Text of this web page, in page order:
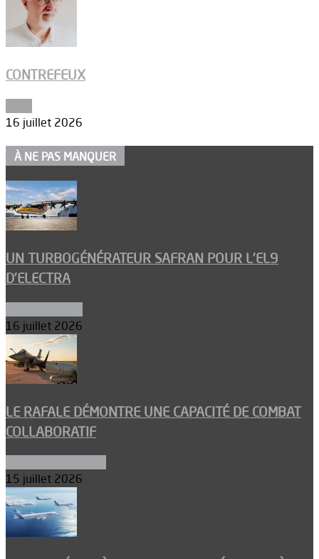
CONTREFEUX
16 juillet 2026
À NE PAS MANQUER
UN TURBOGÉNÉRATEUR SAFRAN POUR L’EL9
D’ELECTRA
16 juillet 2026
LE RAFALE DÉMONTRE UNE CAPACITÉ DE COMBAT
COLLABORATIF
15 juillet 2026